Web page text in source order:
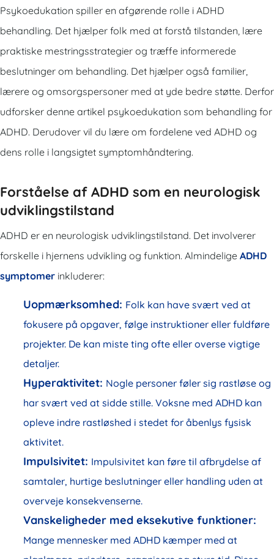
Psykoedukation spiller en afgørende rolle i ADHD
behandling. Det hjælper folk med at forstå tilstanden, lære
praktiske mestringsstrategier og træffe informerede
beslutninger om behandling. Det hjælper også familier,
lærere og omsorgspersoner med at yde bedre støtte. Derfor
udforsker denne artikel psykoedukation som behandling for
ADHD. Derudover vil du lære om fordelene ved ADHD og
dens rolle i langsigtet symptomhåndtering.
Forståelse af ADHD som en neurologisk
udviklingstilstand
ADHD er en neurologisk udviklingstilstand. Det involverer
forskelle i hjernens udvikling og funktion. Almindelige ADHD
symptomer inkluderer:
Uopmærksomhed: Folk kan have svært ved at
fokusere på opgaver, følge instruktioner eller fuldføre
projekter. De kan miste ting ofte eller overse vigtige
detaljer.
Hyperaktivitet: Nogle personer føler sig rastløse og
har svært ved at sidde stille. Voksne med ADHD kan
opleve indre rastløshed i stedet for åbenlys fysisk
aktivitet.
Impulsivitet: Impulsivitet kan føre til afbrydelse af
samtaler, hurtige beslutninger eller handling uden at
overveje konsekvenserne.
Vanskeligheder med eksekutive funktioner:
Mange mennesker med ADHD kæmper med at